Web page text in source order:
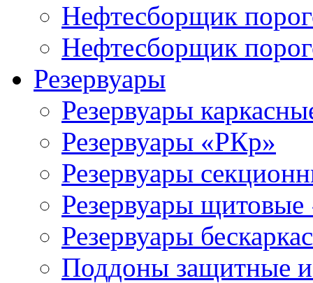
Нефтесборщик
Нефтесборщик
Резервуары
Резервуары
Резервуары «РКр»
Резервуары
Резервуары
Резервуары
Поддоны защитные